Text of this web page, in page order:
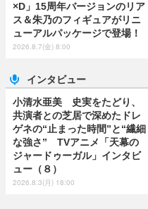
×D」15周年バージョンのリア
ス＆朱乃のフィギュアがリニ
ューアルパッケージで登場！
2026.8.7(金) 8:00
インタビュー
小清水亜美 史実をたどり、
共演者との芝居で深めたドレ
ゲネの“止まった時間”と“繊細
な強さ” TVアニメ「天幕の
ジャードゥーガル」インタビ
ュー（８）
2026.8.3(月) 18:00